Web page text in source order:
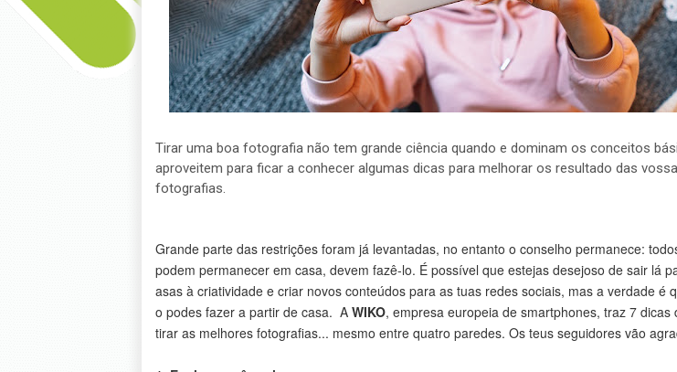
Tirar uma boa fotografia não tem grande ciência quando e dominam os conceitos
aproveitem para ficar a conhecer algumas dicas para melhorar os resultado das
fotografias.
Grande parte das restrições foram já levantadas, no entanto o conselho permanece:
podem permanecer em casa, devem fazê-lo. É possível que estejas desejoso de sair lá
asas à criatividade e criar novos conteúdos para as tuas redes sociais, mas a verdade é
o podes fazer a partir de casa. A WIKO, empresa europeia de smartphones, traz 7 dicas
tirar as melhores fotografias... mesmo entre quatro paredes. Os teus seguidores vão